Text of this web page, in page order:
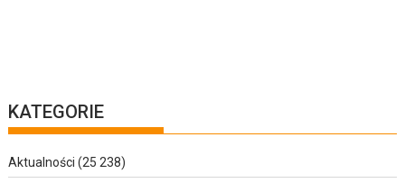
KATEGORIE
Aktualności (25 238)